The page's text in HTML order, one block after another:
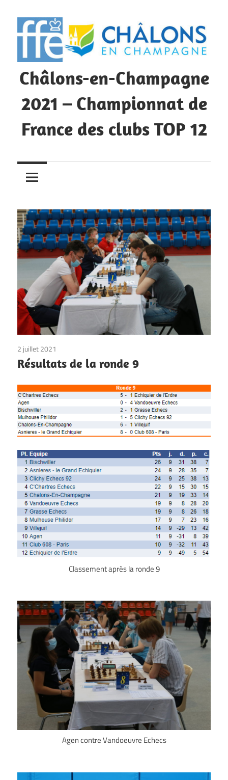
to
content
Châlons-en-Champagne
2021 – Championnat de
France des clubs TOP 12
de
France
clubs
TOP12
du
24
4
Juillet
2 juillet 2021
Résultats de la ronde 9
Classement après la ronde 9
Agen contre Vandoeuvre Echecs